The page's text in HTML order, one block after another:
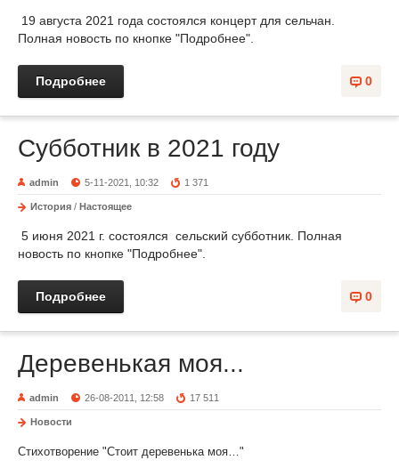
19 августа 2021 года состоялся концерт для сельчан.
Полная новость по кнопке "Подробнее".
0
Подробнее
Субботник в 2021 году
admin 5-11-2021, 10:32 1 371
История / Настоящее
5 июня 2021 г. состоялся сельский субботник. Полная
новость по кнопке "Подробнее".
0
Подробнее
Деревенькая моя...
admin 26-08-2011, 12:58 17 511
Новости
Стихотворение "Стоит деревенька моя…"